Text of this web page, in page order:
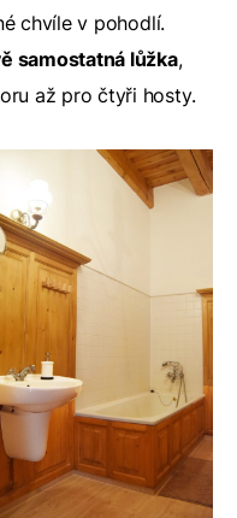
chvíle v pohodlí.
samostatná lůžka,
až pro čtyři hosty.